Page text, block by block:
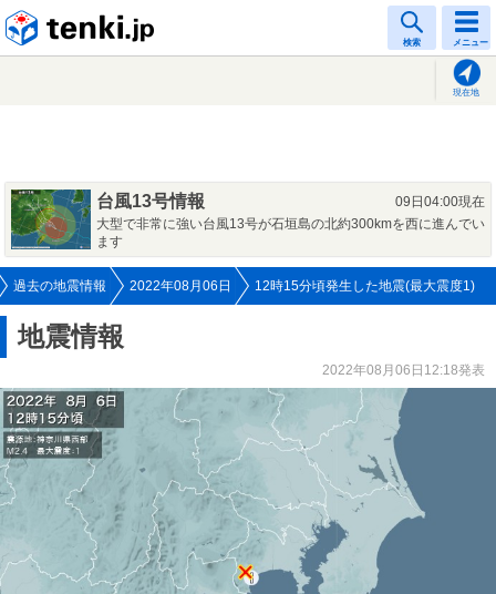
検索 メニュー
現在地
台風13号情報
09日04:00現在
大型で非常に強い台風13号が石垣島の北約300kmを西に進んでい
ます
過去の地震情報 2022年08月06日 12時15分頃発生した地震(最大震度1)
地震情報
2022年08月06日12:18発表